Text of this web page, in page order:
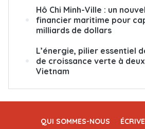
Hô Chi Minh-Ville : un
financier maritime pour
milliards de dollars
L’énergie, pilier essentiel
de croissance verte à
Vietnam
QUI SOMMES-NOUS